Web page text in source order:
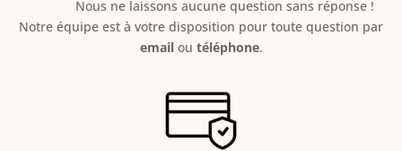
Nous ne laissons aucune question sans réponse !
Notre équipe est à votre disposition pour toute question par
emailou téléphone.